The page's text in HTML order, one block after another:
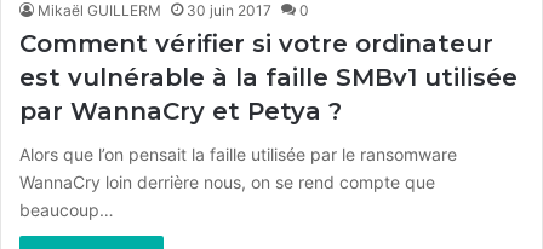
Mikaël GUILLERM 30 juin 2017 0
Comment vérifier si votre ordinateur
est vulnérable à la faille SMBv1 utilisée
par WannaCry et Petya ?
Alors que l’on pensait la faille utilisée par le ransomware
WannaCry loin derrière nous, on se rend compte que
beaucoup…